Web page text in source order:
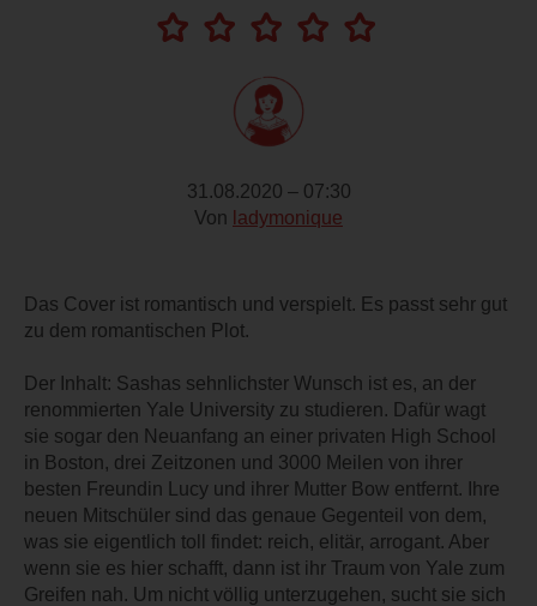
31.08.2020 – 07:30
Von ladymonique
Das Cover ist romantisch und verspielt. Es passt sehr gut
zu dem romantischen Plot.
Der Inhalt: Sashas sehnlichster Wunsch ist es, an der
renommierten Yale University zu studieren. Dafür wagt
sie sogar den Neuanfang an einer privaten High School
in Boston, drei Zeitzonen und 3000 Meilen von ihrer
besten Freundin Lucy und ihrer Mutter Bow entfernt. Ihre
neuen Mitschüler sind das genaue Gegenteil von dem,
was sie eigentlich toll findet: reich, elitär, arrogant. Aber
wenn sie es hier schafft, dann ist ihr Traum von Yale zum
Greifen nah. Um nicht völlig unterzugehen, sucht sie sich